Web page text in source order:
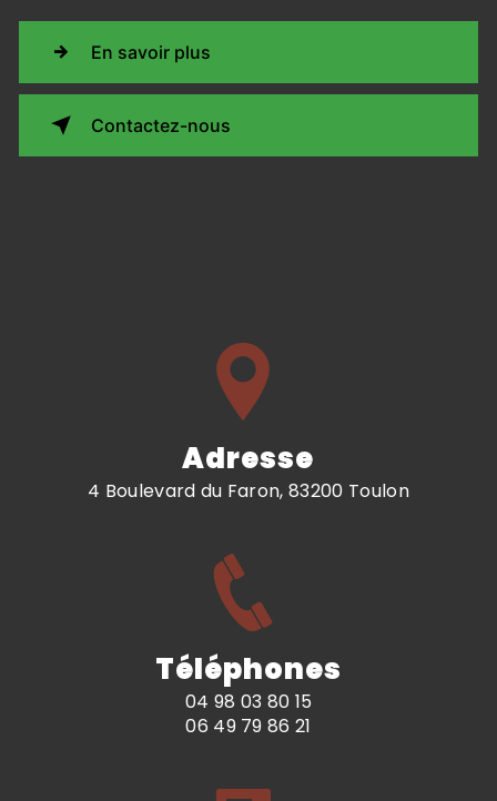
En savoir plus
Contactez-nous
Adresse
4 Boulevard du Faron, 83200 Toulon
Téléphones
04 98 03 80 15
06 49 79 86 21